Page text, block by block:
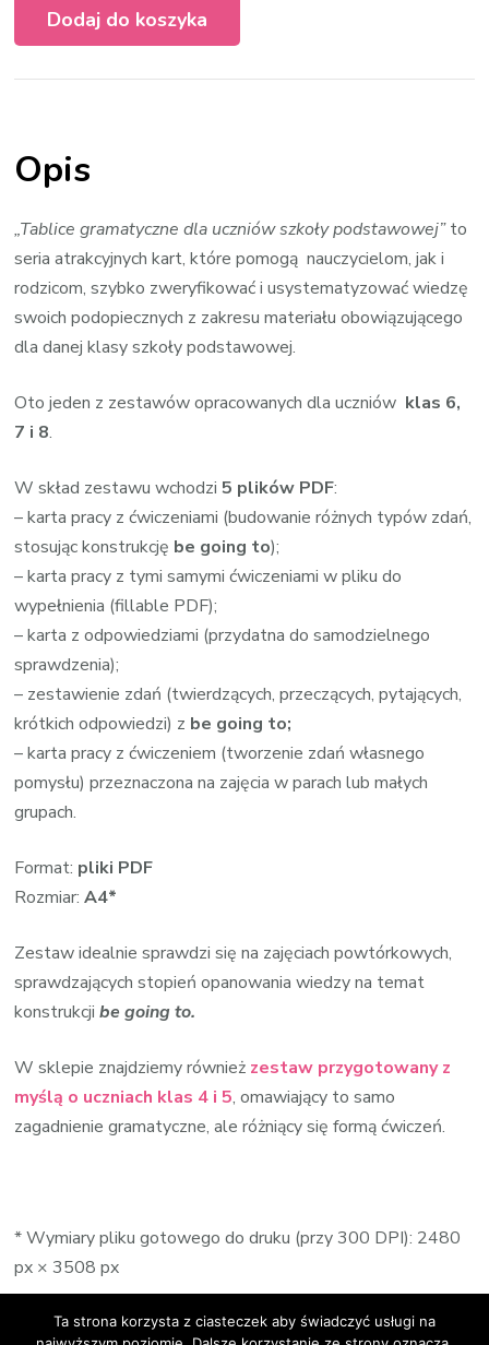
Dodaj do koszyka
Opis
„Tablice gramatyczne dla uczniów szkoły podstawowej”to
seria atrakcyjnych kart, które pomogą nauczycielom, jak i
rodzicom, szybko zweryfikować i usystematyzować wiedzę
swoich podopiecznych z zakresu materiału obowiązującego
dla danej klasy szkoły podstawowej.
Oto jeden z zestawów opracowanych dla uczniów klas 6,
7 i 8.
W skład zestawu wchodzi5 plików PDF:
– karta pracy z ćwiczeniami (budowanie różnych typów zdań,
stosując konstrukcję be going to);
– karta pracy z tymi samymi ćwiczeniami w pliku do
wypełnienia (fillable PDF);
– karta z odpowiedziami (przydatna do samodzielnego
sprawdzenia);
– zestawienie zdań (twierdzących, przeczących, pytających,
krótkich odpowiedzi) z be going to;
– karta pracy z ćwiczeniem (tworzenie zdań własnego
pomysłu) przeznaczona na zajęcia w parach lub małych
grupach.
Format: pliki PDF
Rozmiar:A4*
Zestaw idealnie sprawdzi się na zajęciach powtórkowych,
sprawdzających stopień opanowania wiedzy na temat
konstrukcjibe going to.
W sklepie znajdziemy również zestaw przygotowany z
myślą o uczniach klas 4 i 5, omawiający to samo
zagadnienie gramatyczne, ale różniący się formą ćwiczeń.
* Wymiary pliku gotowego do druku (przy 300 DPI): 2480
px × 3508 px
Ta strona korzysta z ciasteczek aby świadczyć usługi na